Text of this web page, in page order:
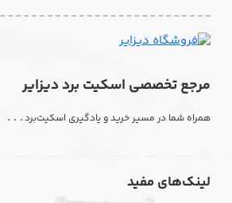
مرجع تخصصی اسکیت برد دیزایر
همراه شما در مسیر خرید و یادگیری اسکیت‌برد. . .
لینک‌های مفید